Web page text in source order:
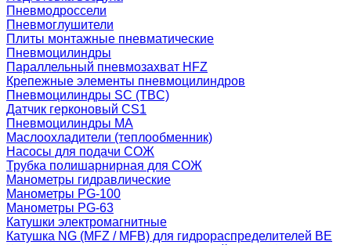
Пневмодроссели
Пневмоглушители
Плиты монтажные пневматические
Пневмоцилиндры
Параллельный пневмозахват HFZ
Крепежные элементы пневмоцилиндров
Пневмоцилиндры SC (TBC)
Датчик герконовый CS1
Пневмоцилиндры MA
Маслоохладители (теплообменник)
Насосы для подачи СОЖ
Трубка полишарнирная для СОЖ
Манометры гидравлические
Манометры PG-100
Манометры PG-63
Катушки электромагнитные
Катушка NG (MFZ / MFB) для гидрораспределителей ВЕ